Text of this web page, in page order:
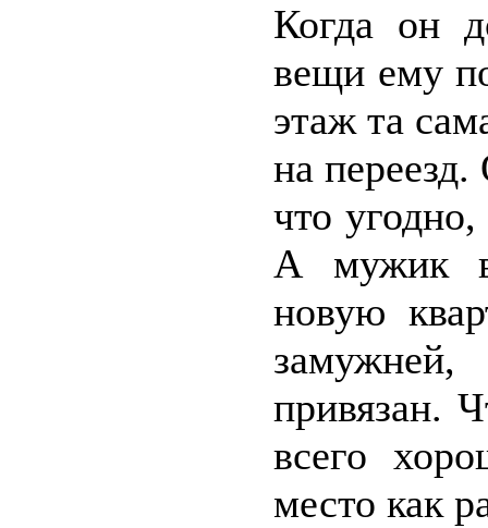
Когда он
вещи ему
этаж та
на переезд.
что
А мужик
новую
привязан.
всего
место как